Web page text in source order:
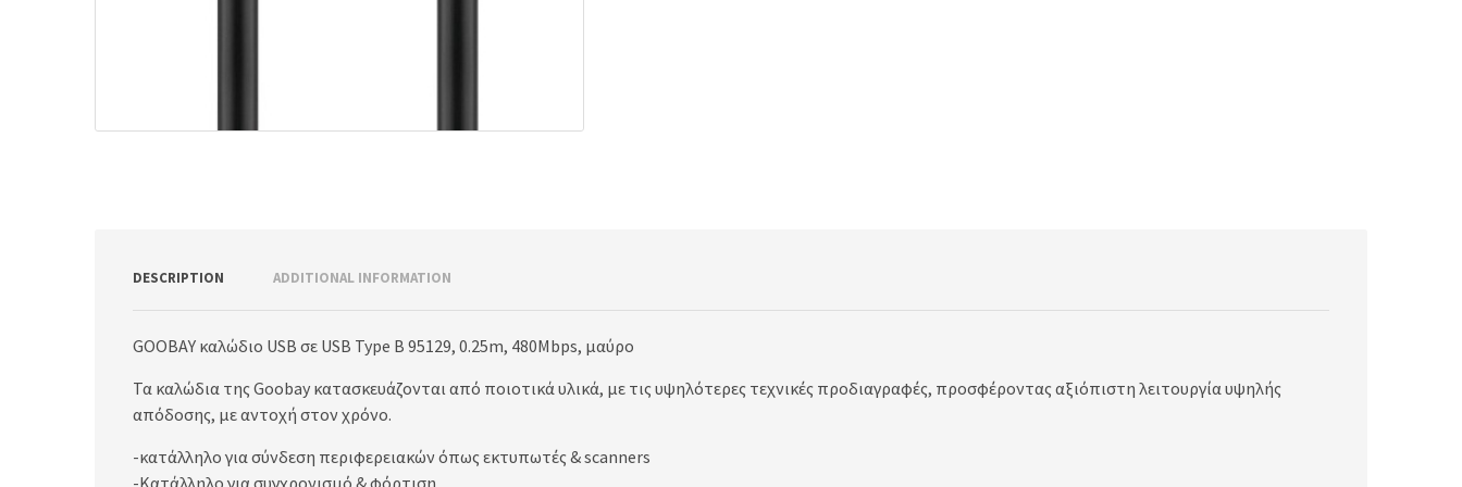
DESCRIPTION ADDITIONAL INFORMATION
GOOBAY καλώδιο USB σε USB Type B 95129, 0.25m, 480Mbps, μαύρο
Τα καλώδια της Goobay κατασκευάζονται από ποιοτικά υλικά, με τις υψηλότερες τεχνικές προδιαγραφές, προσφέροντας αξιόπιστη λειτουργία υψηλής
απόδοσης, με αντοχή στον χρόνο.
-κατάλληλο για σύνδεση περιφερειακών όπως εκτυπωτές & scanners